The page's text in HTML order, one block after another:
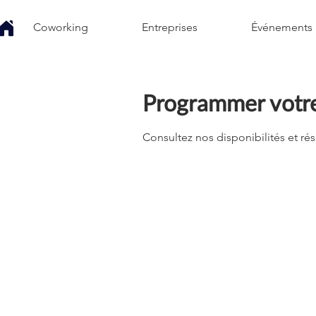
Coworking Entreprises Événements
Programmer
Consultez nos disponibilités et